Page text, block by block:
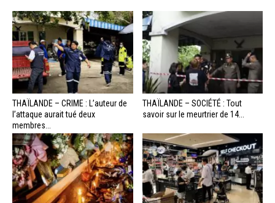
THAÏLANDE – CRIME : L’auteur de
l’attaque aurait tué deux
membres...
THAÏLANDE – SOCIÉTÉ : Tout
savoir sur le meurtrier de 14...